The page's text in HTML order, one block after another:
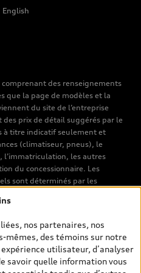
English
des renseignements
que la page de modèles et la
du site de l’entreprise
prix de détail suggérés par le
à titre indicatif seulement et
(climatiseur, pneus), le
l’immatriculation, les autres
du concessionnaire. Les
sont déterminés par les
les prix de vente établis par les
les taxes
neufs) et les frais
Toutefois, les taxes de
que les prix de l’estimateur de
nos partenaires, nos
mêmes, des témoins sur notre
utilisateur, d’analyser
savoir quelle information vous